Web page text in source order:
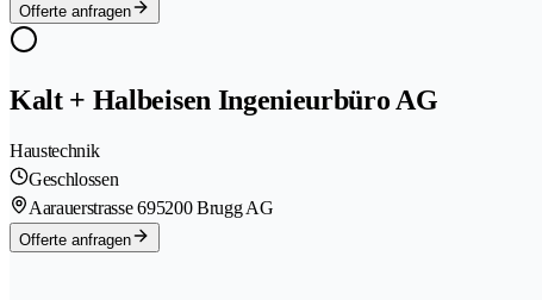
Offerte anfragen
Kalt + Halbeisen Ingenieurbüro AG
Haustechnik
Geschlossen
Aarauerstrasse 695200 Brugg AG
Offerte anfragen